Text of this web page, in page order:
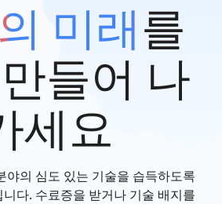
미래를
들어 나
세요
야의 심도 있는 기술을 습득하도록
다. 수료증을 받거나 기술 배지를